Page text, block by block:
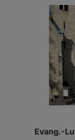
Evang.-